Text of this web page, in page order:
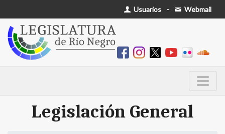
Usuarios - Webmail
Legislación General